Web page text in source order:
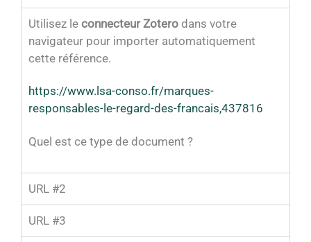
Utilisez le connecteur Zotero dans votre
navigateur pour importer automatiquement
cette référence.
https://www.lsa-conso.fr/marques-
responsables-le-regard-des-francais,437816
Quel est ce type de document ?
URL #2
URL #3